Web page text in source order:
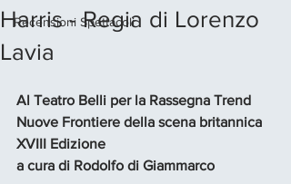
Recensioni Spettacoli
Harris - Regia di Lorenzo
Lavia
Al Teatro Belli per la Rassegna Trend
Nuove Frontiere della scena britannica
XVIII Edizione
a cura di Rodolfo di Giammarco